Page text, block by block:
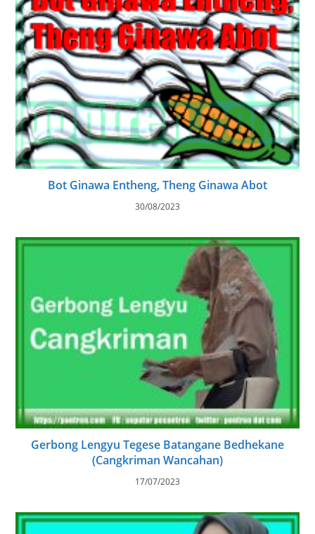
Bot Ginawa Entheng, Theng Ginawa Abot
30/08/2023
Gerbong Lengyu Tegese Batangane Bedhekane
(Cangkriman Wancahan)
17/07/2023